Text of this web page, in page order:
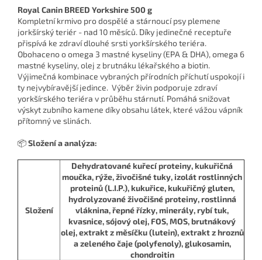
Royal Canin BREED Yorkshire 500 g
Kompletní krmivo pro dospělé a stárnoucí psy plemene
jorkšírský teriér - nad 10 měsíců. Díky jedinečné receptuře
přispívá ke zdraví dlouhé srsti yorkšírského teriéra.
Obohaceno o omega 3 mastné kyseliny (EPA & DHA), omega 6
mastné kyseliny, olej z brutnáku lékařského a biotin.
Výjimečná kombinace vybraných přírodních příchutí uspokojí i
ty nejvybíravější jedince. Výběr živin podporuje zdraví
yorkšírského teriéra v průběhu stárnutí. Pomáhá snižovat
výskyt zubního kamene díky obsahu látek, které vážou vápník
přítomný ve slinách.
📦Složení a analýza:
Složení
Dehydratované kuřecí proteiny, kukuřičná
moučka, rýže, živočišné tuky, izolát rostlinných
proteinů (L.I.P.), kukuřice, kukuřičný gluten,
hydrolyzované živočišné proteiny, rostlinná
vláknina, řepné řízky, minerály, rybí tuk,
kvasnice, sójový olej, FOS, MOS, brutnákový
olej, extrakt z měsíčku (lutein), extrakt z hroznů
a zeleného čaje (polyfenoly), glukosamin,
chondroitin